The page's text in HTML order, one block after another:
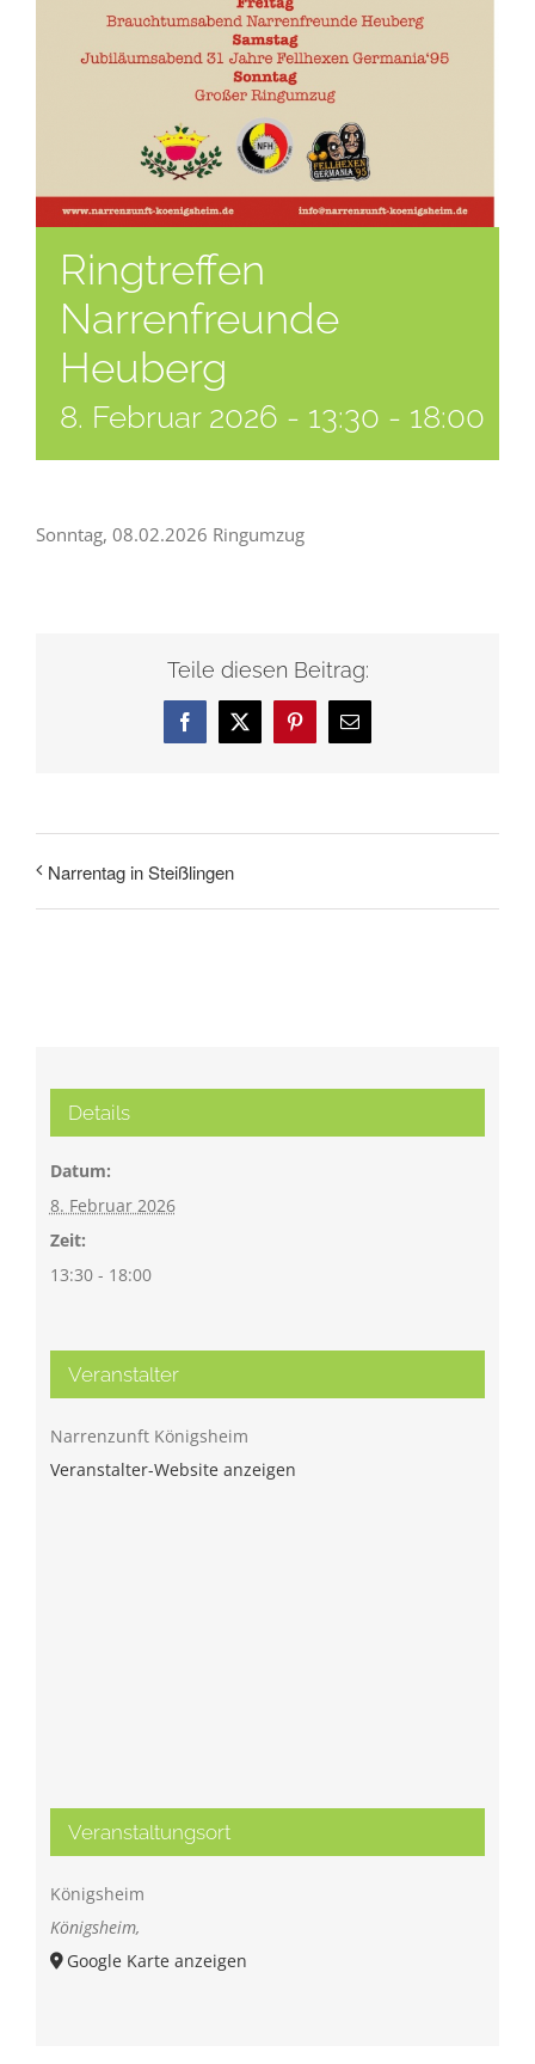
Ringtreffen
Narrenfreunde
Heuberg
8. Februar 2026 - 13:30 - 18:00
Sonntag, 08.02.2026 Ringumzug
Teile diesen Beitrag:
Facebook
X Pinterest
E-
Mail
Narrentag in Steißlingen
Details
Datum:
8. Februar 2026
Zeit:
13:30 - 18:00
Veranstalter
Narrenzunft Königsheim
Veranstalter-Website anzeigen
Veranstaltungsort
Königsheim
Königsheim,
Google Karte anzeigen